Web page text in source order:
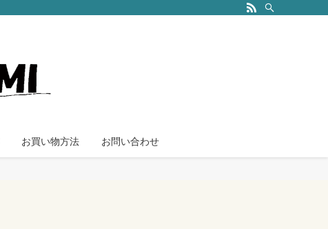
お買い物方法 お問い合わせ